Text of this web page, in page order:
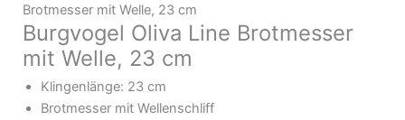
Brotmesser mit Welle, 23 cm
Burgvogel Oliva Line Brotmesser
mit Welle, 23 cm
Klingenlänge: 23 cm
Brotmesser mit Wellenschliff
Oliva
Line
Brotmesser
Welle,